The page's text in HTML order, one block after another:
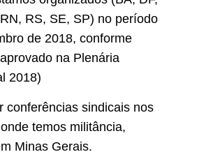
RS, SE, SP) no período
de 2018, conforme
na Plenária
2018)
conferências sindicais nos
temos militância,
Minas Gerais.